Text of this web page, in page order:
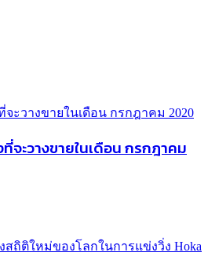
จะวางขายในเดือน กรกฎาคม